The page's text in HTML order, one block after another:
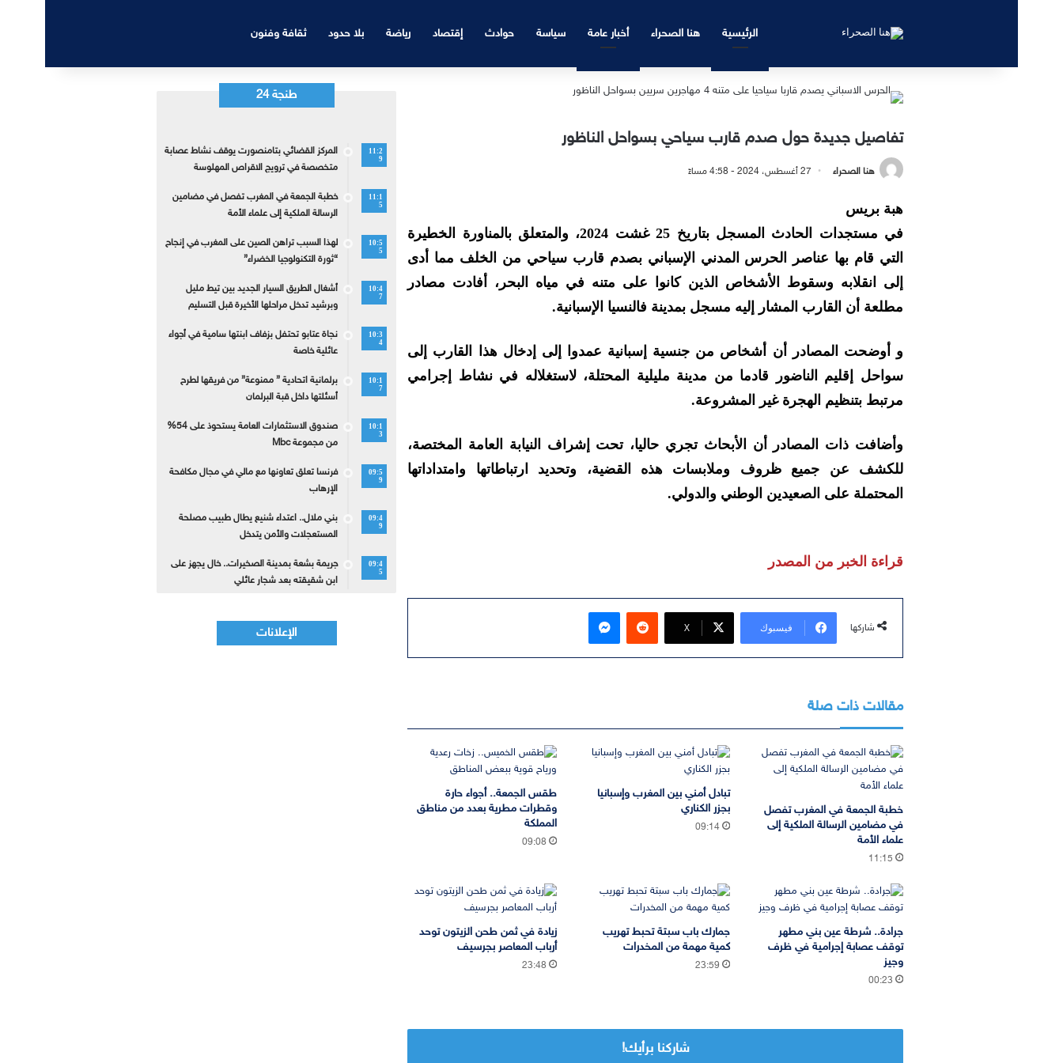
الرئيسية هنا الصحراء أخبار عامة سياسة حوادث إقتصاد رياضة بلا حدود ثقافة وفنون
تفاصيل جديدة حول صدم قارب سياحي بسواحل الناظور
هنا الصحراء 27 أغسطس، 2024 - 4:58 مساءً
هبة بريس
في مستجدات الحادث المسجل بتاريخ 25 غشت 2024، والمتعلق بالمناورة الخطيرة
التي قام بها عناصر الحرس المدني الإسباني بصدم قارب سياحي من الخلف مما أدى
إلى انقلابه وسقوط الأشخاص الذين كانوا على متنه في مياه البحر، أفادت مصادر
مطلعة أن القارب المشار إليه مسجل بمدينة فالنسيا الإسبانية.
و أوضحت المصادر أن أشخاص من جنسية إسبانية عمدوا إلى إدخال هذا القارب إلى
سواحل إقليم الناضور قادما من مدينة مليلية المحتلة، لاستغلاله في نشاط إجرامي
مرتبط بتنظيم الهجرة غير المشروعة.
وأضافت ذات المصادر أن الأبحاث تجري حاليا، تحت إشراف النيابة العامة المختصة،
للكشف عن جميع ظروف وملابسات هذه القضية، وتحديد ارتباطاتها وامتداداتها
المحتملة على الصعيدين الوطني والدولي.
قراءة الخبر من المصدر
شاركها فيسبوك ‫X
ماسنجر
مقالات ذات صلة
خطبة الجمعة في المغرب تفصل
في مضامين الرسالة الملكية إلى
علماء الأمة
11:15
تبادل أمني بين المغرب وإسبانيا
بجزر الكناري
09:14
طقس الجمعة.. أجواء حارة
وقطرات مطرية بعدد من مناطق
المملكة
09:08
جرادة.. شرطة عين بني مطهر
توقف عصابة إجرامية في ظرف
وجيز
00:23
جمارك باب سبتة تحبط تهريب
كمية مهمة من المخدرات
23:59
زيادة في ثمن طحن الزيتون توحد
أرباب المعاصر بجرسيف
23:48
شاركنا برأيك!
طنجة 24
11:2
9
المركز القضائي بتامنصورت يوقف نشاط عصابة
متخصصة في ترويج الاقراص المهلوسة
11:1
5
خطبة الجمعة في المغرب تفصل في مضامين
الرسالة الملكية إلى علماء الأمة
10:5
5
لهذا السبب تراهن الصين على المغرب في إنجاح
“ثورة التكنولوجيا الخضراء”
10:4
7
أشغال الطريق السيار الجديد بين تيط مليل
وبرشيد تدخل مراحلها الأخيرة قبل التسليم
10:3
4
نجاة عتابو تحتفل بزفاف ابنتها سامية في أجواء
عائلية خاصة
10:1
7
برلمانية اتحادية ” ممنوعة” من فريقها لطرح
أسئلتها داخل قبة البرلمان
10:1
3
صندوق الاستثمارات العامة يستحوذ على 54%
من مجموعة Mbc
09:5
9
فرنسا تعلق تعاونها مع مالي في مجال مكافحة
الإرهاب
09:4
9
بني ملال.. اعتداء شنيع يطال طبيب مصلحة
المستعجلات والأمن يتدخل
09:4
5
جريمة بشعة بمدينة الصخيرات.. خال يجهز على
ابن شقيقته بعد شجار عائلي
الإعلانات